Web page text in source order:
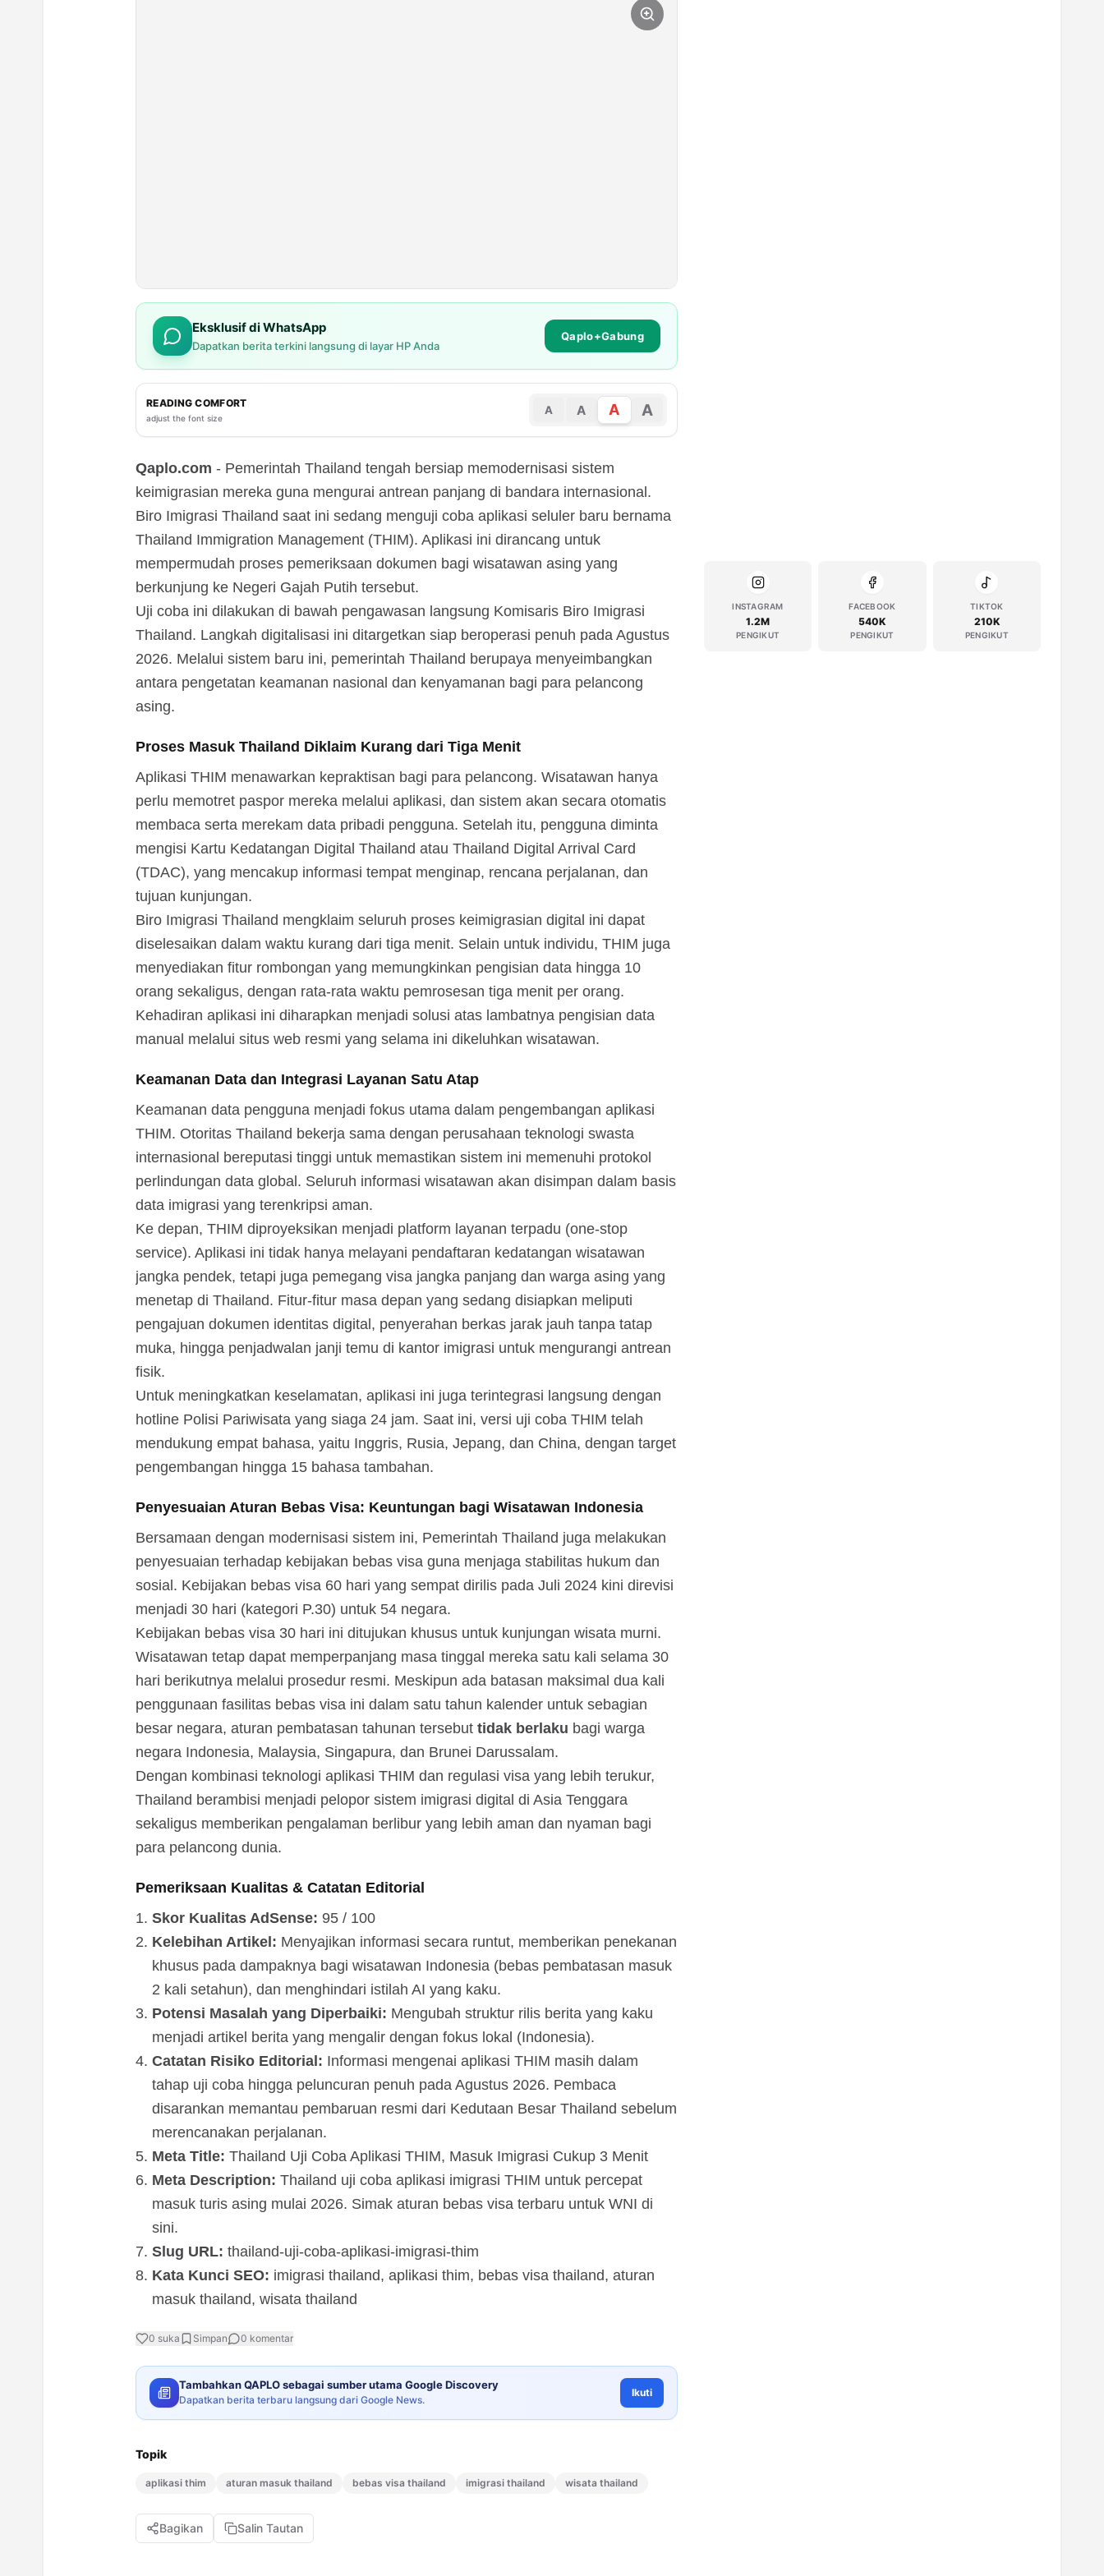
Eksklusif di WhatsApp
Dapatkan berita terkini langsung di layar HP Anda
Qaplo+Gabung
READING COMFORT
adjust the font size
A A A A
Qaplo.com - Pemerintah Thailand tengah bersiap memodernisasi sistem
keimigrasian mereka guna mengurai antrean panjang di bandara internasional.
Biro Imigrasi Thailand saat ini sedang menguji coba aplikasi seluler baru bernama
Thailand Immigration Management (THIM). Aplikasi ini dirancang untuk
mempermudah proses pemeriksaan dokumen bagi wisatawan asing yang
berkunjung ke Negeri Gajah Putih tersebut.
Uji coba ini dilakukan di bawah pengawasan langsung Komisaris Biro Imigrasi
Thailand. Langkah digitalisasi ini ditargetkan siap beroperasi penuh pada Agustus
2026. Melalui sistem baru ini, pemerintah Thailand berupaya menyeimbangkan
antara pengetatan keamanan nasional dan kenyamanan bagi para pelancong
asing.
Proses Masuk Thailand Diklaim Kurang dari Tiga Menit
Aplikasi THIM menawarkan kepraktisan bagi para pelancong. Wisatawan hanya
perlu memotret paspor mereka melalui aplikasi, dan sistem akan secara otomatis
membaca serta merekam data pribadi pengguna. Setelah itu, pengguna diminta
mengisi Kartu Kedatangan Digital Thailand atau Thailand Digital Arrival Card
(TDAC), yang mencakup informasi tempat menginap, rencana perjalanan, dan
tujuan kunjungan.
Biro Imigrasi Thailand mengklaim seluruh proses keimigrasian digital ini dapat
diselesaikan dalam waktu kurang dari tiga menit. Selain untuk individu, THIM juga
menyediakan fitur rombongan yang memungkinkan pengisian data hingga 10
orang sekaligus, dengan rata-rata waktu pemrosesan tiga menit per orang.
Kehadiran aplikasi ini diharapkan menjadi solusi atas lambatnya pengisian data
manual melalui situs web resmi yang selama ini dikeluhkan wisatawan.
Keamanan Data dan Integrasi Layanan Satu Atap
Keamanan data pengguna menjadi fokus utama dalam pengembangan aplikasi
THIM. Otoritas Thailand bekerja sama dengan perusahaan teknologi swasta
internasional bereputasi tinggi untuk memastikan sistem ini memenuhi protokol
perlindungan data global. Seluruh informasi wisatawan akan disimpan dalam basis
data imigrasi yang terenkripsi aman.
Ke depan, THIM diproyeksikan menjadi platform layanan terpadu (one-stop
service). Aplikasi ini tidak hanya melayani pendaftaran kedatangan wisatawan
jangka pendek, tetapi juga pemegang visa jangka panjang dan warga asing yang
menetap di Thailand. Fitur-fitur masa depan yang sedang disiapkan meliputi
pengajuan dokumen identitas digital, penyerahan berkas jarak jauh tanpa tatap
muka, hingga penjadwalan janji temu di kantor imigrasi untuk mengurangi antrean
fisik.
Untuk meningkatkan keselamatan, aplikasi ini juga terintegrasi langsung dengan
hotline Polisi Pariwisata yang siaga 24 jam. Saat ini, versi uji coba THIM telah
mendukung empat bahasa, yaitu Inggris, Rusia, Jepang, dan China, dengan target
pengembangan hingga 15 bahasa tambahan.
Penyesuaian Aturan Bebas Visa: Keuntungan bagi Wisatawan Indonesia
Bersamaan dengan modernisasi sistem ini, Pemerintah Thailand juga melakukan
penyesuaian terhadap kebijakan bebas visa guna menjaga stabilitas hukum dan
sosial. Kebijakan bebas visa 60 hari yang sempat dirilis pada Juli 2024 kini direvisi
menjadi 30 hari (kategori P.30) untuk 54 negara.
Kebijakan bebas visa 30 hari ini ditujukan khusus untuk kunjungan wisata murni.
Wisatawan tetap dapat memperpanjang masa tinggal mereka satu kali selama 30
hari berikutnya melalui prosedur resmi. Meskipun ada batasan maksimal dua kali
penggunaan fasilitas bebas visa ini dalam satu tahun kalender untuk sebagian
besar negara, aturan pembatasan tahunan tersebut tidak berlaku bagi warga
negara Indonesia, Malaysia, Singapura, dan Brunei Darussalam.
Dengan kombinasi teknologi aplikasi THIM dan regulasi visa yang lebih terukur,
Thailand berambisi menjadi pelopor sistem imigrasi digital di Asia Tenggara
sekaligus memberikan pengalaman berlibur yang lebih aman dan nyaman bagi
para pelancong dunia.
Pemeriksaan Kualitas & Catatan Editorial
Skor Kualitas AdSense: 95 / 100
Kelebihan Artikel: Menyajikan informasi secara runtut, memberikan penekanan
khusus pada dampaknya bagi wisatawan Indonesia (bebas pembatasan masuk
2 kali setahun), dan menghindari istilah AI yang kaku.
Potensi Masalah yang Diperbaiki: Mengubah struktur rilis berita yang kaku
menjadi artikel berita yang mengalir dengan fokus lokal (Indonesia).
Catatan Risiko Editorial: Informasi mengenai aplikasi THIM masih dalam
tahap uji coba hingga peluncuran penuh pada Agustus 2026. Pembaca
disarankan memantau pembaruan resmi dari Kedutaan Besar Thailand sebelum
merencanakan perjalanan.
Meta Title: Thailand Uji Coba Aplikasi THIM, Masuk Imigrasi Cukup 3 Menit
Meta Description: Thailand uji coba aplikasi imigrasi THIM untuk percepat
masuk turis asing mulai 2026. Simak aturan bebas visa terbaru untuk WNI di
sini.
Slug URL: thailand-uji-coba-aplikasi-imigrasi-thim
Kata Kunci SEO: imigrasi thailand, aplikasi thim, bebas visa thailand, aturan
masuk thailand, wisata thailand
0 suka Simpan 0 komentar
Tambahkan QAPLO sebagai sumber utama Google Discovery
Dapatkan berita terbaru langsung dari Google News.
Ikuti
Topik
aplikasi thim aturan masuk thailand bebas visa thailand imigrasi thailand wisata thailand
Bagikan Salin Tautan
INSTAGRAM
1.2M
PENGIKUT
FACEBOOK
540K
PENGIKUT
TIKTOK
210K
PENGIKUT